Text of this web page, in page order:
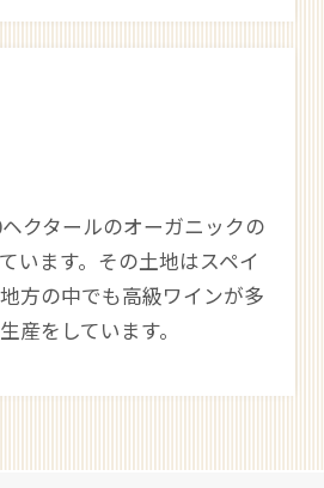
クタールのオーガニックの
います。その土地はスペイ
方の中でも高級ワインが多
産をしています。